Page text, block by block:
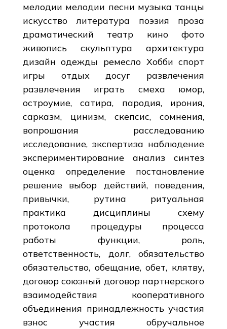
мелодии мелодии песни музыка танцы
искусство литература поэзия проза
драматический театр кино фото
живопись скульптура архитектура
дизайн одежды ремесло Хобби спорт
игры отдых досуг развлечения
развлечения играть смеха юмор,
остроумие, сатира, пародия, ирония,
сарказм, цинизм, скепсис, сомнения,
вопрошания расследованию
исследование, экспертиза наблюдение
экспериментирование анализ синтез
оценка определение постановление
решение выбор действий, поведения,
привычки, рутина ритуальная
практика дисциплины схему
протокола процедуры процесса
работы функции, роль,
ответственность, долг, обязательство
обязательство, обещание, обет, клятву,
договор союзный договор партнерского
взаимодействия кооперативного
объединения принадлежность участия
взнос участия обручальное